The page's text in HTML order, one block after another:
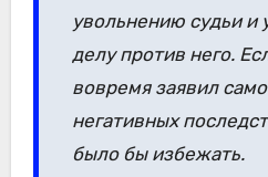
увольнению судьи и
делу против него.
вовремя заявил
негативных
было бы избежать.